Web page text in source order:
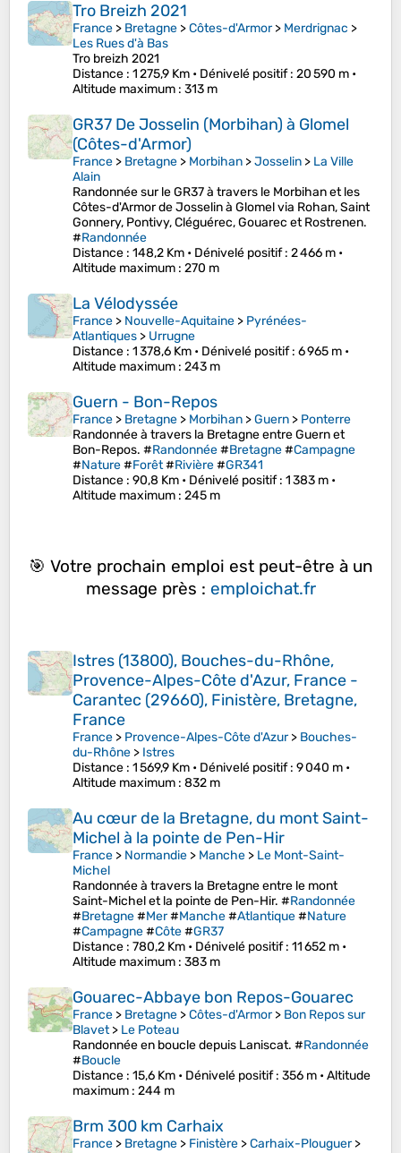
Tro Breizh 2021
France > Bretagne >Côtes-d'Armor> Merdrignac >
Les Rues d'à Bas
Tro breizh 2021
Distance : 1 275,9 Km • Dénivelé positif: 20 590 m •
Altitude maximum : 313 m
GR37 De Josselin (Morbihan) à Glomel
(Côtes-d'Armor)
France > Bretagne > Morbihan >Josselin > La Ville
Alain
Randonnée sur le GR37 à travers le Morbihan et les
Côtes-d'Armor de Josselin à Glomel via Rohan, Saint
Gonnery, Pontivy, Cléguérec, Gouarec et Rostrenen.
#Randonnée
Distance : 148,2 Km • Dénivelé positif: 2 466 m •
Altitude maximum : 270 m
La Vélodyssée
France > Nouvelle-Aquitaine > Pyrénées-
Atlantiques > Urrugne
Distance : 1 378,6 Km • Dénivelé positif: 6 965 m •
Altitude maximum : 243 m
Guern - Bon-Repos
France > Bretagne > Morbihan >Guern > Ponterre
Randonnée à travers la Bretagne entre Guern et
Bon-Repos. #Randonnée#Bretagne#Campagne
#Nature#Forêt#Rivière#GR341
Distance : 90,8 Km • Dénivelé positif: 1 383 m •
Altitude maximum : 245 m
🎯 Votre prochain emploi est peut-être à un
message près : emploichat.fr
Istres (13800), Bouches-du-Rhône,
Provence-Alpes-Côte d'Azur, France -
Carantec (29660), Finistère, Bretagne,
France
France > Provence-Alpes-Côte d'Azur> Bouches-
du-Rhône > Istres
Distance : 1 569,9 Km • Dénivelé positif: 9 040 m •
Altitude maximum : 832 m
Au cœur de la Bretagne, du mont Saint-
Michel à la pointe de Pen-Hir
France > Normandie > Manche > Le Mont-Saint-
Michel
Randonnée à travers la Bretagne entre le mont
Saint-Michel et la pointe de Pen-Hir. #Randonnée
#Bretagne#Mer#Manche#Atlantique#Nature
#Campagne#Côte#GR37
Distance : 780,2 Km • Dénivelé positif: 11 652 m •
Altitude maximum : 383 m
Gouarec-Abbaye bon Repos-Gouarec
France > Bretagne >Côtes-d'Armor> Bon Repos sur
Blavet> Le Poteau
Randonnée en boucle depuis Laniscat. #Randonnée
#Boucle
Distance : 15,6 Km • Dénivelé positif: 356 m •Altitude
maximum : 244 m
Brm 300 km Carhaix
France > Bretagne > Finistère >Carhaix-Plouguer>